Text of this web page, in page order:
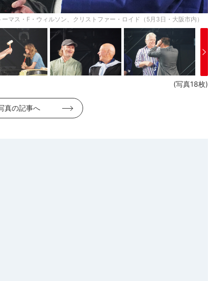
マス・F・ウィルソン、クリストファー・ロイド（5月3日・大阪市内）
(写真18枚)
真の記事へ